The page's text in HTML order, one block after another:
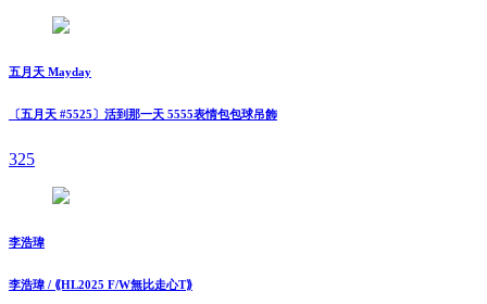
五月天 Mayday
〔五月天 #5525〕活到那一天 5555表情包包球吊飾
325
李浩瑋
李浩瑋 / ⟪HL2025 F/W無比走⼼T⟫